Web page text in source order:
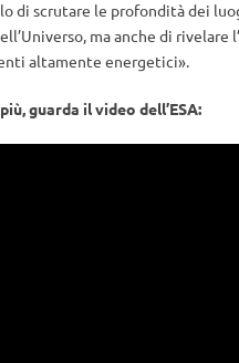
di scrutare le profondità dei
ma anche di rivelare
altamente energetici».
guarda il video dell’ESA: